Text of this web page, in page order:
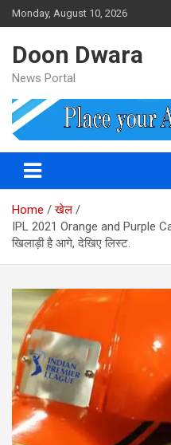
Skip
to
Monday, August 10, 2026
Doon Dwara
News Portal
Home
खेल
IPL 2021 Orange and Purple
खिलाड़ी है आगे, देखिए लिस्ट.